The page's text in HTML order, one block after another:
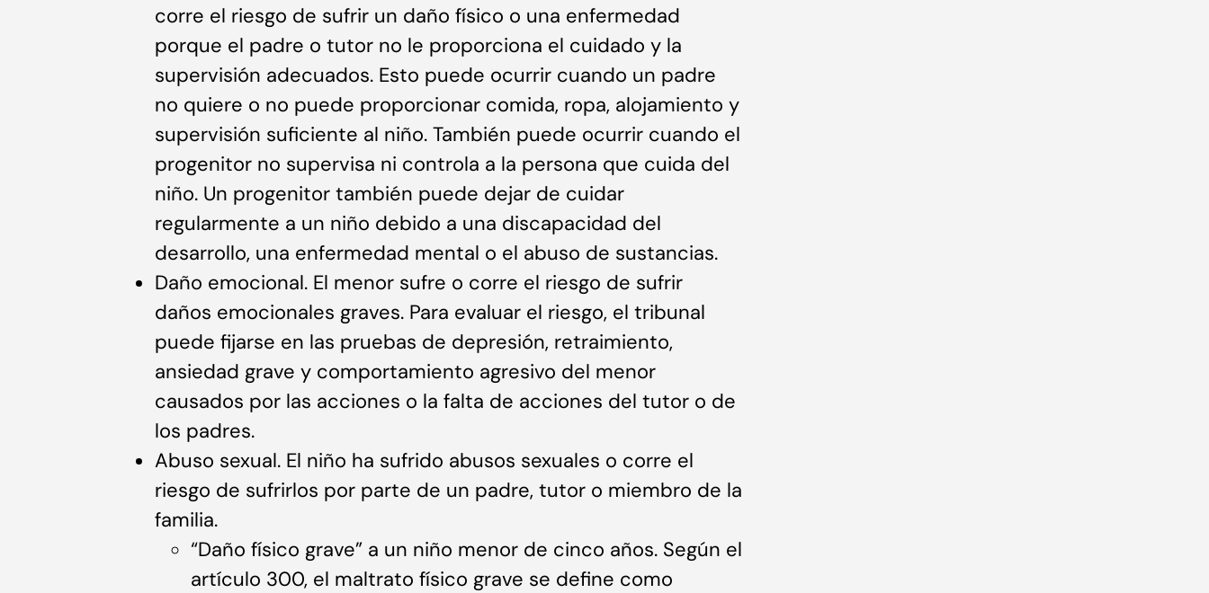
corre el riesgo de sufrir un daño físico o una enfermedad
porque el padre o tutor no le proporciona el cuidado y la
supervisión adecuados. Esto puede ocurrir cuando un padre
no quiere o no puede proporcionar comida, ropa, alojamiento y
supervisión suficiente al niño. También puede ocurrir cuando el
progenitor no supervisa ni controla a la persona que cuida del
niño. Un progenitor también puede dejar de cuidar
regularmente a un niño debido a una discapacidad del
desarrollo, una enfermedad mental o el abuso de sustancias.
Daño emocional. El menor sufre o corre el riesgo de sufrir
daños emocionales graves. Para evaluar el riesgo, el tribunal
puede fijarse en las pruebas de depresión, retraimiento,
ansiedad grave y comportamiento agresivo del menor
causados por las acciones o la falta de acciones del tutor o de
los padres.
Abuso sexual. El niño ha sufrido abusos sexuales o corre el
riesgo de sufrirlos por parte de un padre, tutor o miembro de la
familia.
“Daño físico grave” a un niño menor de cinco años. Según el
artículo 300, el maltrato físico grave se define como